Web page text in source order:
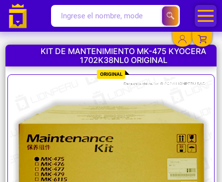
YA EXISTO
KIT DE MANTENIMIENTO MK-475 KYOCERA
1702K38NL0 ORIGINAL
ORIGINAL